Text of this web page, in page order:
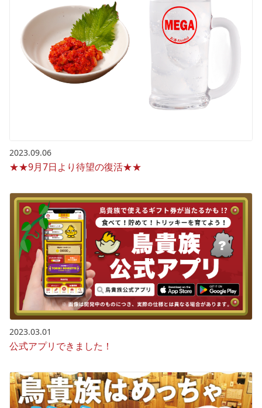
2023.09.06
★★9月7日より待望の復活★★
2023.03.01
公式アプリできました！